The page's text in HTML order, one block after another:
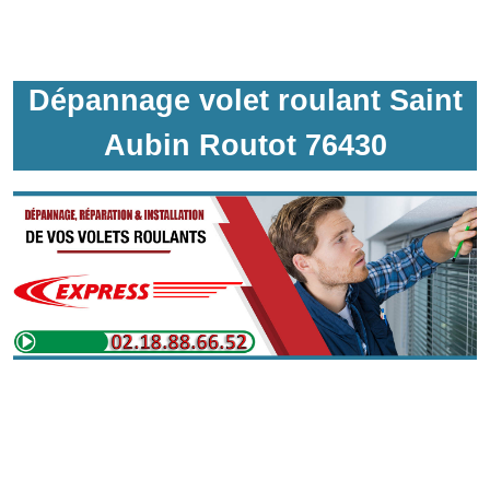
Dépannage volet roulant Saint
Aubin Routot 76430